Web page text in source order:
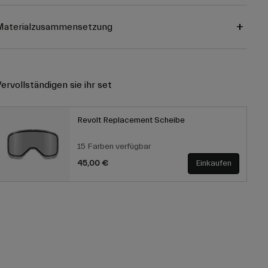
sie ihr set
Revolt Replacement Scheibe
15 Farben verfügbar
45,00 €
Einkaufen